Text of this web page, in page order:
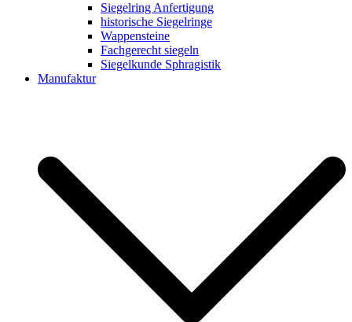
Siegelring Anfertigung
historische Siegelringe
Wappensteine
Fachgerecht siegeln
Siegelkunde Sphragistik
Manufaktur